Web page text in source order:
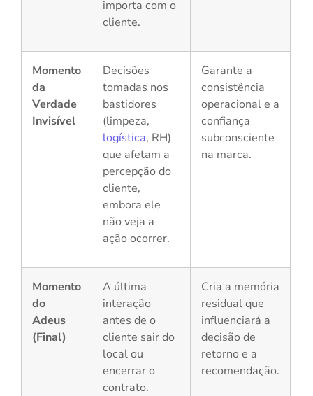
importa com o
cliente.
Momento
da
Verdade
Invisível
Decisões
tomadas nos
bastidores
(limpeza,
logística, RH)
que afetam a
percepção do
cliente,
embora ele
não veja a
ação ocorrer.
Garante a
consistência
operacional e a
confiança
subconsciente
na marca.
Momento
do
Adeus
(Final)
A última
interação
antes de o
cliente sair do
local ou
encerrar o
contrato.
Cria a memória
residual que
influenciará a
decisão de
retorno e a
recomendação.